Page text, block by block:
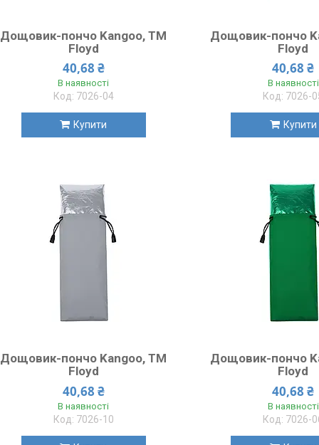
Дощовик-пончо Kangoo, TM
Floyd
40,68 ₴
В наявності
7026-04
Купити
Дощовик-пончо
Floyd
40,68 ₴
В наявності
7026-
Купити
Дощовик-пончо Kangoo, TM
Floyd
40,68 ₴
В наявності
7026-10
Дощовик-пончо
Floyd
40,68 ₴
В наявності
7026-